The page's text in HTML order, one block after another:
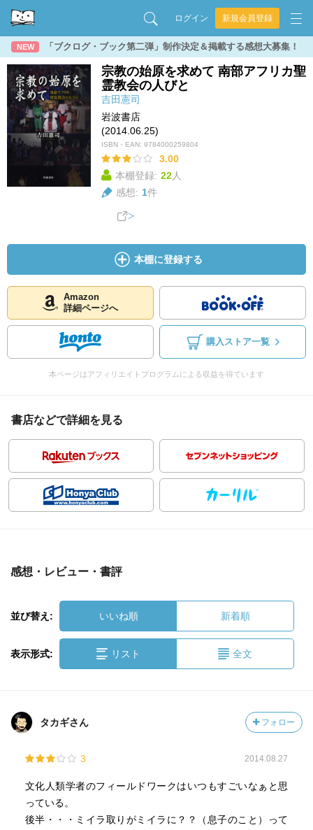
ログイン 新規会員登録
NEW 「ブクログ・ブック第二弾」制作決定＆掲載する感想大募集！
宗教の始原を求めて 南部アフリカ聖
霊教会の人びと
吉田憲司
岩波書店
(2014.06.25)
ISBN・EAN: 9784000259804
3.00
本棚登録: 22人
感想: 1件
本棚に登録する
Amazon
詳細ページへ
購入ストア一覧
本ページはアフィリエイトプログラムによる収益を得ています
書店などで詳細を見る
感想・レビュー・書評
並び替え: いいね順 新着順
表示形式: リスト 全文
タカギさん フォロー
3 2014.08.27
文化人類学者のフィールドワークはいつもすごいなぁと思
っている。
後半・・・ミイラ取りがミイラに？？（息子のこと）って